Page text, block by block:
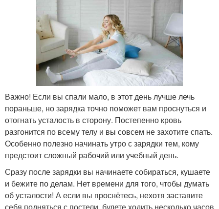
Важно! Если вы спали мало, в этот день лучше лечь
пораньше, но зарядка точно поможет вам проснуться и
отогнать усталость в сторону. Постепенно кровь
разгонится по всему телу и вы совсем не захотите спать.
Особенно полезно начинать утро с зарядки тем, кому
предстоит сложный рабочий или учебный день.
Сразу после зарядки вы начинаете собираться, кушаете
и бежите по делам. Нет времени для того, чтобы думать
об усталости! А если вы проснётесь, нехотя заставите